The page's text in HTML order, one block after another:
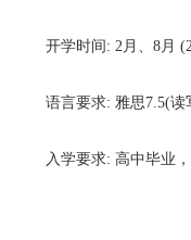
开学时间: 2月、8月
语言要求: 雅思7.5(读
入学要求: 高中毕业